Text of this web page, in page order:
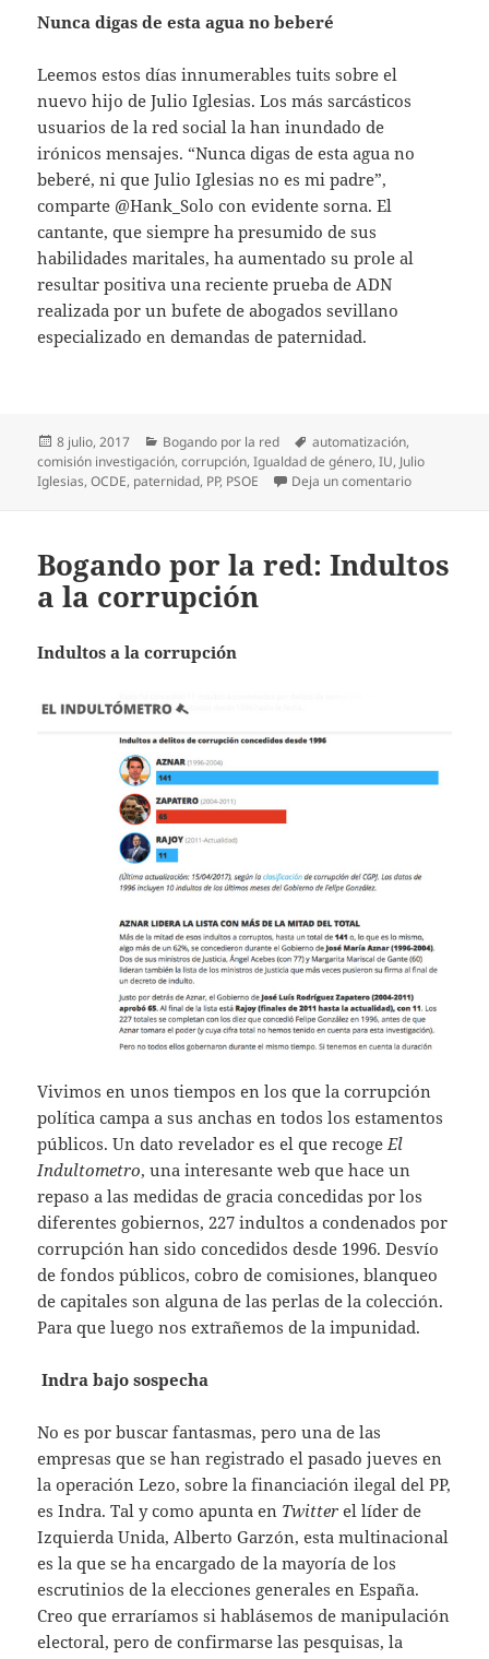
Nunca digas de esta agua no beberé
Leemos estos días innumerables tuits sobre el
nuevo hijo de Julio Iglesias. Los más sarcásticos
usuarios de la red social la han inundado de
irónicos mensajes. “Nunca digas de esta agua no
beberé, ni que Julio Iglesias no es mi padre”,
comparte @Hank_Solo con evidente sorna. El
cantante, que siempre ha presumido de sus
habilidades maritales, ha aumentado su prole al
resultar positiva una reciente prueba de ADN
realizada por un bufete de abogados sevillano
especializado en demandas de paternidad.
Publicado
el
8 julio, 2017 Categorías
Bogando por la red Etiquetas
automatización,
comisión investigación,corrupción,Igualdad de género,IU, Julio
Iglesias,OCDE, paternidad, PP, PSOE Deja un comentarioen Bogando
Bogando por la red: Indultos
a la corrupción
Indultos a la corrupción
Vivimos en unos tiempos en los que la corrupción
política campa a sus anchas en todos los estamentos
públicos. Un dato revelador es el que recoge El
Indultometro, una interesante web que hace un
repaso a las medidas de gracia concedidas por los
diferentes gobiernos, 227 indultos a condenados por
corrupción han sido concedidos desde 1996. Desvío
de fondos públicos, cobro de comisiones, blanqueo
de capitales son alguna de las perlas de la colección.
Para que luego nos extrañemos de la impunidad.
Indra bajo sospecha
No es por buscar fantasmas, pero una de las
empresas que se han registrado el pasado jueves en
la operación Lezo, sobre la financiación ilegal del PP,
es Indra. Tal y como apunta en Twitter el líder de
Izquierda Unida, Alberto Garzón, esta multinacional
es la que se ha encargado de la mayoría de los
escrutinios de la elecciones generales en España.
Creo que erraríamos si hablásemos de manipulación
electoral, pero de confirmarse las pesquisas, la